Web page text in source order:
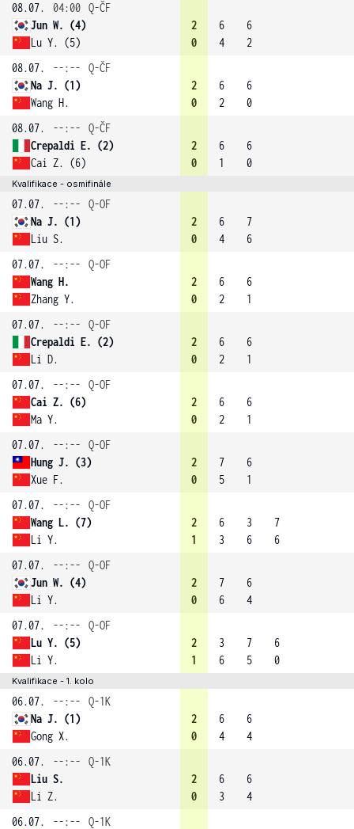
08.07.
04:00 Q-ČF
Jun W. (4)
Lu Y. (5)
2
0
6
4
6
2
08.07.
--:--
Q-ČF
Na J. (1)
Wang H.
2
0
6
2
6
0
08.07.
--:--
Q-ČF
Crepaldi E. (2)
Cai Z. (6)
2
0
6
1
6
0
Kvalifikace - osmifinále
07.07. --:--
Q-OF
Na J. (1)
Liu S.
2
0
6
4
7
6
07.07.
--:--
Q-OF
Wang H.
Zhang Y.
2
0
6
2
6
1
07.07.
--:--
Q-OF
Crepaldi E. (2)
Li D.
2
0
6
2
6
1
07.07.
--:--
Q-OF
Cai Z. (6)
Ma Y.
2
0
6
2
6
1
07.07.
--:--
Q-OF
Hung J. (3)
Xue F.
2
0
7
5
6
1
07.07.
--:--
Q-OF
Wang L. (7)
Li Y.
2
1
6
3
3
6
7
6
07.07.
--:--
Q-OF
Jun W. (4)
Li Y.
2
0
7
6
6
4
07.07.
--:--
Q-OF
Lu Y. (5)
Li Y.
2
1
3
6
7
5
6
0
Kvalifikace - 1. kolo
06.07. --:--
Q-1K
Na J. (1)
Gong X.
2
0
6
4
6
4
06.07.
--:--
Q-1K
Liu S.
Li Z.
2
0
6
3
6
4
06.07.
--:--
Q-1K